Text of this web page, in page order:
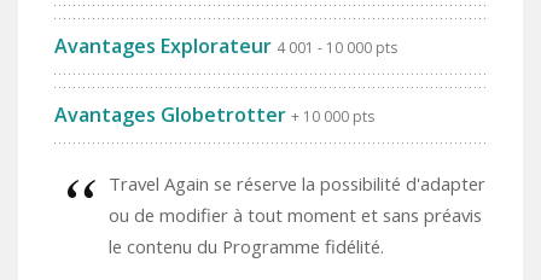
Avantages Explorateur 4 001 - 10 000 pts
Avantages Globetrotter + 10 000 pts
Travel Again se réserve la possibilité d'adapter
ou de modifier à tout moment et sans préavis
le contenu du Programme fidélité.